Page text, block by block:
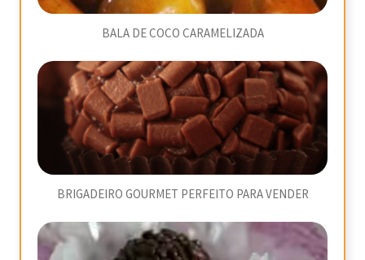
BALA DE COCO CARAMELIZADA
BRIGADEIRO GOURMET PERFEITO PARA VENDER